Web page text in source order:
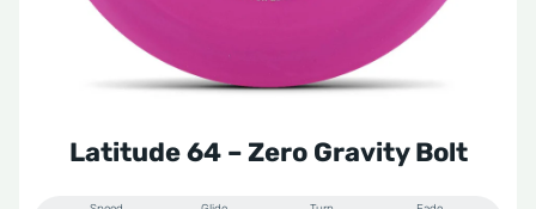
Latitude 64 – Zero Gravity Bolt